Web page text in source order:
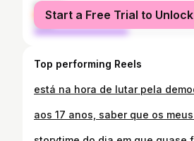
female
male
Start a Free Trial to Unlock
Top performing Reels